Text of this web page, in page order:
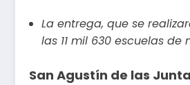
La entrega, que se
las 11 mil 630 escuelas de
San Agustín de las